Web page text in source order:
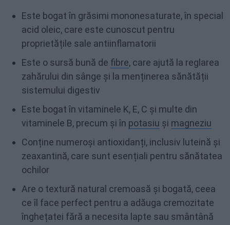
Este bogat în grăsimi mononesaturate, în special
acid oleic, care este cunoscut pentru
proprietățile sale antiinflamatorii
Este o sursă bună de fibre, care ajută la reglarea
zahărului din sânge și la menținerea sănătății
sistemului digestiv
Este bogat în vitaminele K, E, C și multe din
vitaminele B, precum și în potasiu și magneziu
Conține numeroși antioxidanți, inclusiv luteină și
zeaxantină, care sunt esențiali pentru sănătatea
ochilor
Are o textură natural cremoasă și bogată, ceea
ce îl face perfect pentru a adăuga cremozitate
înghețatei fără a necesita lapte sau smântână